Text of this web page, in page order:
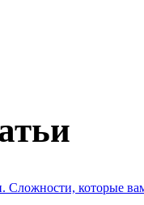
Сложности, которые